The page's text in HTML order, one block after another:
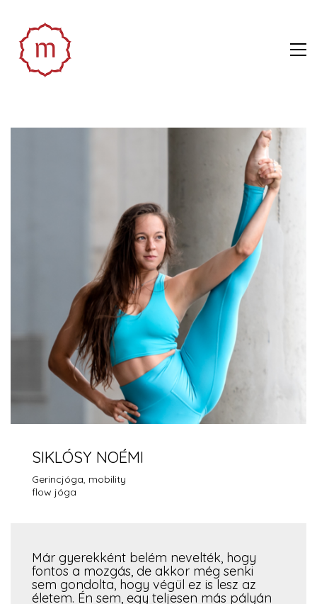
SIKLÓSY NOÉMI
Gerincjóga, mobility
flow jóga
Már gyerekként belém nevelték, hogy
fontos a mozgás, de akkor még senki
sem gondolta, hogy végül ez is lesz az
életem. Én sem, egy teljesen más pályán